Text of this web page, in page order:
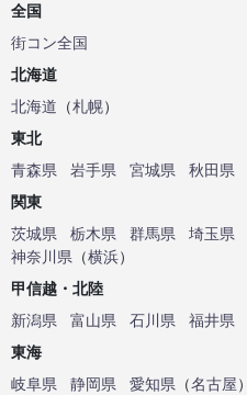
全国
街コン全国
北海道
北海道 （札幌）
東北
青森県
岩手県 宮城県 秋田県
関東
茨城県
栃木県 群馬県 埼玉県
神奈川県 （横浜）
甲信越・北陸
新潟県
富山県 石川県 福井県
東海
岐阜県
静岡県 愛知県 （名古屋）